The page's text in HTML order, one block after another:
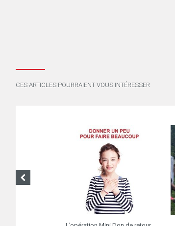
CES ARTICLES POURRAIENT VOUS INTÉRESSER